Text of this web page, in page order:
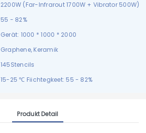
2200W (Far-Infrarout 1700W + Vibrator 500W)
55 - 82%
Gerät: 1000 * 1000 * 2000
Graphene, Keramik
145Stencils
15-25 ℃ Fiichtegkeet: 55 - 82%
Produkt Detail